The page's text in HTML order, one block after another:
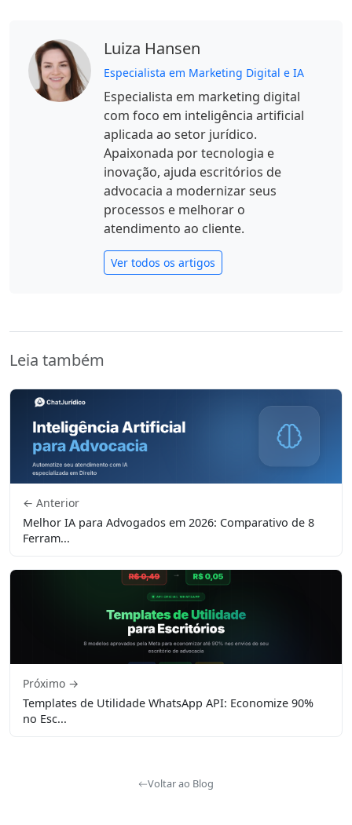
Luiza Hansen
Especialista em Marketing Digital e IA
Especialista em marketing digital
com foco em inteligência artificial
aplicada ao setor jurídico.
Apaixonada por tecnologia e
inovação, ajuda escritórios de
advocacia a modernizar seus
processos e melhorar o
atendimento ao cliente.
Ver todos os artigos
Leia também
← Anterior
Melhor IA para Advogados em 2026: Comparativo de 8
Ferram...
Próximo →
Templates de Utilidade WhatsApp API: Economize 90%
no Esc...
Voltar ao Blog